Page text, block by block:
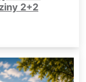
2+2